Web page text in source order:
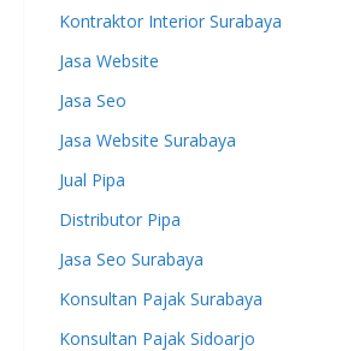
Kontraktor Interior Surabaya
Jasa Website
Jasa Seo
Jasa Website Surabaya
Jual Pipa
Distributor Pipa
Jasa Seo Surabaya
Konsultan Pajak Surabaya
Konsultan Pajak Sidoarjo